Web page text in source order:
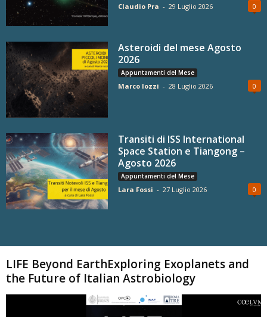
Claudio Pra - 29 Luglio 2026 0
Asteroidi del mese Agosto
2026
Appuntamenti del Mese
Marco Iozzi - 28 Luglio 2026 0
Transiti di ISS International
Space Station e Tiangong –
Agosto 2026
Appuntamenti del Mese
Lara Fossi - 27 Luglio 2026 0
LIFE Beyond EarthExploring Exoplanets and
the Future of Italian Astrobiology